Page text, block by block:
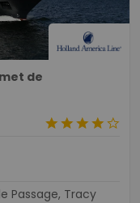
de
starstarstarstarstar_border